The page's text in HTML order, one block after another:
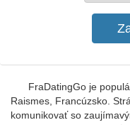
FraDatingGo je
Raismes, Francúzsko.
komunikovať so